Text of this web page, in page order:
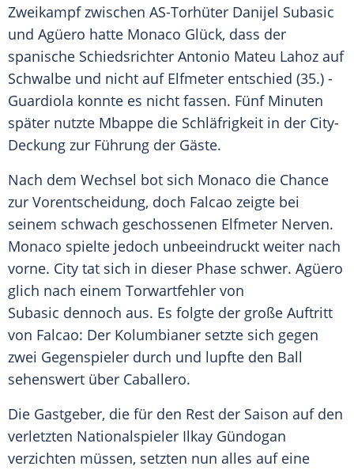
Zweikampf zwischen AS-Torhüter Danijel Subasic
und Agüero hatte Monaco Glück, dass der
spanische Schiedsrichter Antonio Mateu Lahoz auf
Schwalbe und nicht auf Elfmeter entschied (35.) -
Guardiola konnte es nicht fassen. Fünf Minuten
später nutzte Mbappe die Schläfrigkeit in der City-
Deckung zur Führung der Gäste.
Nach dem Wechsel bot sich Monaco die Chance
zur Vorentscheidung, doch Falcao zeigte bei
seinem schwach geschossenen Elfmeter Nerven.
Monaco spielte jedoch unbeeindruckt weiter nach
vorne. City tat sich in dieser Phase schwer. Agüero
glich nach einem Torwartfehler von
Subasic dennoch aus. Es folgte der große Auftritt
von Falcao: Der Kolumbianer setzte sich gegen
zwei Gegenspieler durch und lupfte den Ball
sehenswert über Caballero.
Die Gastgeber, die für den Rest der Saison auf den
verletzten Nationalspieler Ilkay Gündogan
verzichten müssen, setzten nun alles auf eine